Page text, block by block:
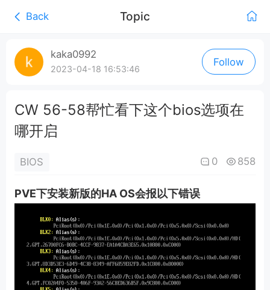
Back Topic
0:00
0:00
kaka0992
2023-04-18 16:53:46
Follow
CW 56-58帮忙看下这个bios选项在
哪开启
BIOS 0 858
PVE下安装新版的HA OS会报以下错误